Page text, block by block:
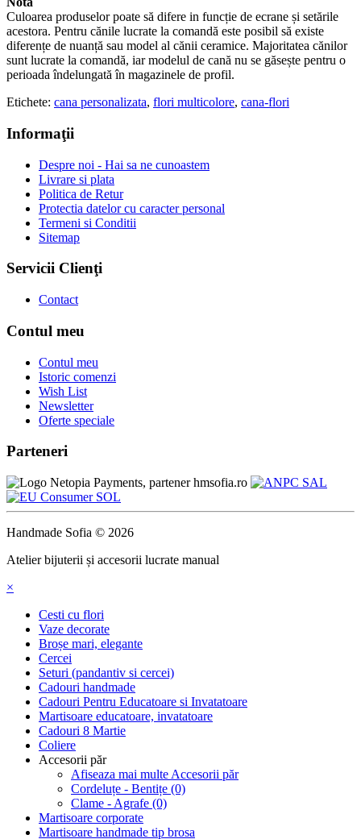
Culoarea produselor poate să difere in funcție de ecrane și setările
acestora. Pentru cănile lucrate la comandă este posibil să existe
diferențe de nuanță sau model al cănii ceramice. Majoritatea cănilor
sunt lucrate la comandă, iar modelul de cană nu se găsește pentru o
perioada îndelungată în magazinele de profil.
Etichete: cana personalizata, flori multicolore, cana-flori
Informaţii
Despre noi - Hai sa ne cunoastem
Livrare si plata
Politica de Retur
Protectia datelor cu caracter personal
Termeni si Conditii
Sitemap
Servicii Clienţi
Contact
Contul meu
Contul meu
Istoric comenzi
Wish List
Newsletter
Oferte speciale
Parteneri
Handmade Sofia © 2026
Atelier bijuterii și accesorii lucrate manual
×
Cesti cu flori
Vaze decorate
Broșe mari, elegante
Cercei
Seturi (pandantiv si cercei)
Cadouri handmade
Cadouri Pentru Educatoare si Invatatoare
Martisoare educatoare, invatatoare
Cadouri 8 Martie
Coliere
Accesorii păr
Afiseaza mai multe Accesorii păr
Cordeluțe - Bentițe (0)
Clame - Agrafe (0)
Martisoare corporate
Martisoare handmade tip brosa